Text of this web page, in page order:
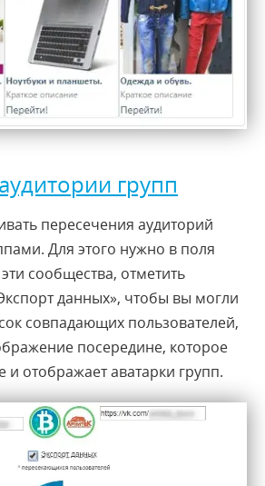
групп
пересечения аудиторий
Для этого нужно в поля
сообщества, отметить
данных», чтобы вы могли
совпадающих пользователей,
посередине, которое
и отображает аватарки групп.